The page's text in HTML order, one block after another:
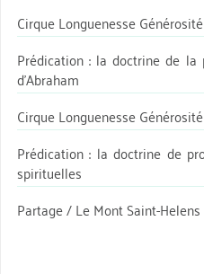
Cirque Longuenesse
Prédication : la doctrine de la
d’Abraham
Cirque Longuenesse
Prédication : la doctrine de
spirituelles
Partage / Le Mont Saint-Helens